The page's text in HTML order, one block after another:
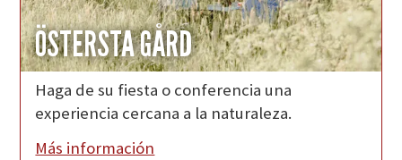
ÖSTERSTA GÅRD
Haga de su fiesta o conferencia una
experiencia cercana a la naturaleza.
Más información